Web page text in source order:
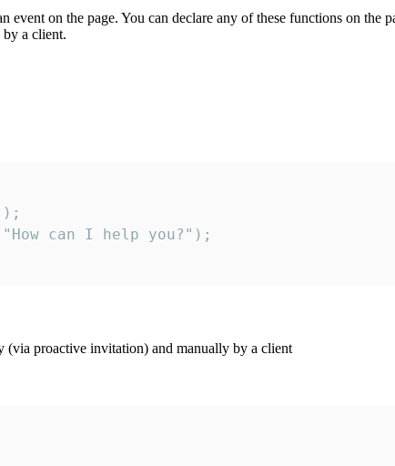
on the page. You can declare any of these functions on the
a client.
can I help you?");
(via proactive invitation) and manually by a client